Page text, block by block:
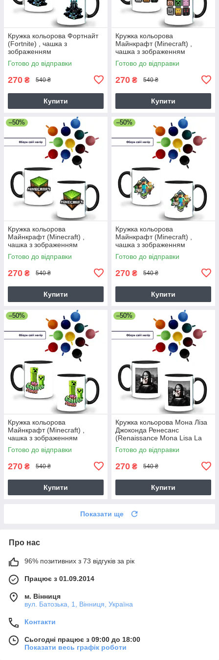
Кружка кольорова Фортнайт
(Fortnite) , чашка з
зображенням
Готово до відправки
270 ₴ 540 ₴
Купити
Кружка кольорова
Майнкрафт (Minecraft) ,
чашка з зображенням
Готово до відправки
270 ₴ 540 ₴
Купити
–50%
Кружка кольорова
Майнкрафт (Minecraft) ,
чашка з зображенням
Готово до відправки
270 ₴ 540 ₴
Купити
–50%
Кружка кольорова
Майнкрафт (Minecraft) ,
чашка з зображенням
Готово до відправки
270 ₴ 540 ₴
Купити
–50%
Кружка кольорова
Майнкрафт (Minecraft) ,
чашка з зображенням
Готово до відправки
270 ₴ 540 ₴
Купити
–50%
Кружка кольорова Мона Ліза
Джоконда Ренесанс
(Renaissance Mona Lisa La
Gioconda) , чашка з
зображенням
Готово до відправки
270 ₴ 540 ₴
Купити
Показати ще
Про нас
96% позитивних з 73 відгуків за рік
Працює з 01.09.2014
м. Вінниця
вул. Батозька, 1, Вінниця, Україна
Контакти
Сьогодні працює з 09:00 до 18:00
Показати весь графік роботи